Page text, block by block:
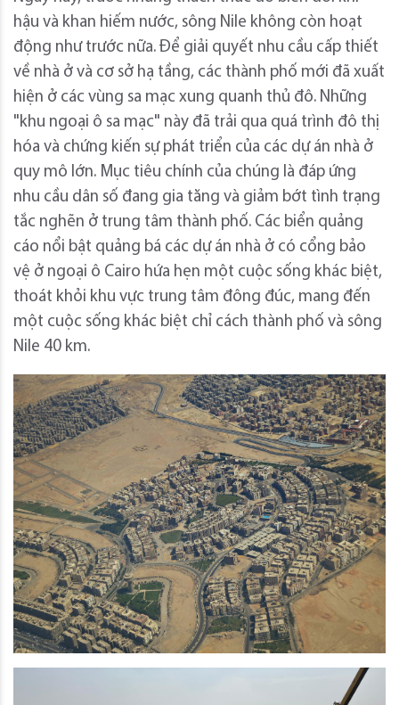
hậu và khan hiếm nước, sông Nile không còn hoạt
động như trước nữa. Để giải quyết nhu cầu cấp thiết
về nhà ở và cơ sở hạ tầng, các thành phố mới đã xuất
hiện ở các vùng sa mạc xung quanh thủ đô. Những
"khu ngoại ô sa mạc" này đã trải qua quá trình đô thị
hóa và chứng kiến ​​sự phát triển của các dự án nhà ở
quy mô lớn. Mục tiêu chính của chúng là đáp ứng
nhu cầu dân số đang gia tăng và giảm bớt tình trạng
tắc nghẽn ở trung tâm thành phố. Các biển quảng
cáo nổi bật quảng bá các dự án nhà ở có cổng bảo
vệ ở ngoại ô Cairo hứa hẹn một cuộc sống khác biệt,
thoát khỏi khu vực trung tâm đông đúc, mang đến
một cuộc sống khác biệt chỉ cách thành phố và sông
Nile 40 km.